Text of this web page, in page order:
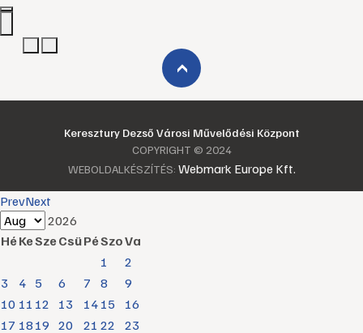
›
Keresztury Dezső Városi Művelődési Központ
COPYRIGHT © 2024
WEBOLDALKÉSZÍTÉS: Webmark Europe Kft.
PrevNext
2026
HéKeSzeCsüPéSzoVa
1
2
3
4 5 6 7 8
9
10 11 12 13 14 15
16
17 18 19 20 21 22 23